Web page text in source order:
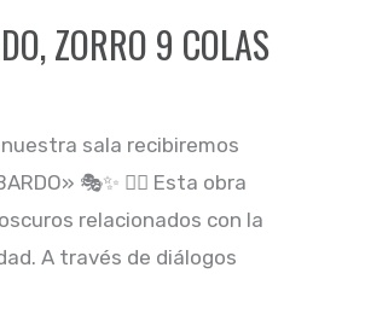
ZORRO 9 COLAS
sala recibiremos
🎭✨️ 👉🏼 Esta obra
relacionados con la
A través de diálogos